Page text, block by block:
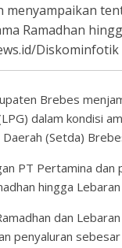
menyampaikan
Ramadhan
Diskominfotik
Brebes
dalam kondisi
(Setda)
PT Pertamina
hingga
dan
penyaluran